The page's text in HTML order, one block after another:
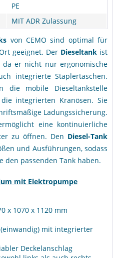
PE
MIT ADR Zulassung
von CEMO sind optimal für
geeignet. Der Dieseltankist
er nicht nur ergonomische
integrierte Staplertaschen.
mobile Dieseltankstelle
integrierten Kranösen. Sie
Ladungssicherung.
eine kontinuierliche
zu öffnen. Den Diesel-Tank
und Ausführungen, sodass
passenden Tank haben.
mit Elektropumpe
x 1070 x 1120 mm
mit integrierter
Deckelanschlag